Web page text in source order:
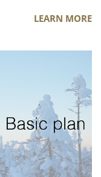
LEARN MORE